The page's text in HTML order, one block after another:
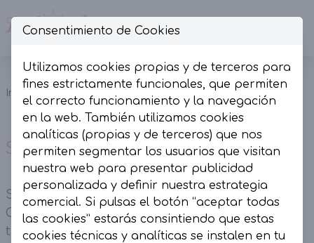
Inicio
Pantalones
y Shorts
Short
Pinzas
Short Pinzas Beige
Short Pinzas Beige. Tiro alto y tejido de vestir.
Contiene bolsillos, forro interior y cremallera
trasera.
Consentimiento de Cookies
Utilizamos cookies propias y de terceros para
fines estrictamente funcionales, que permiten
el correcto funcionamiento y la navegación
en la web. También utilizamos cookies
analíticas (propias y de terceros) que nos
permiten segmentar los usuarios que visitan
nuestra web para presentar publicidad
personalizada y definir nuestra estrategia
comercial. Si pulsas el botón “aceptar todas
las cookies” estarás consintiendo que estas
cookies técnicas y analíticas se instalen en tu